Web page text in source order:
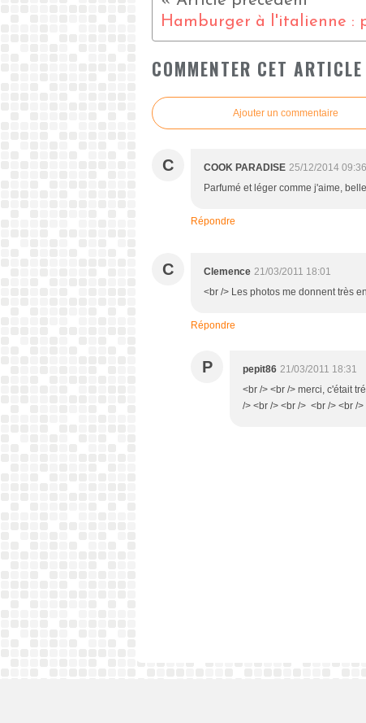
COMMENTER CET ARTICLE
Ajouter un commentaire
C COOK PARADISE 25/12/2014 09:36
Parfumé et léger comme j'aime,
Répondre
C Clemence 21/03/2011 18:01
<br /> Les photos me donnent très
Répondre
P pepit86 21/03/2011 18:31
<br /> <br /> merci, c'était
/> <br /> <br /> <br /> <br />